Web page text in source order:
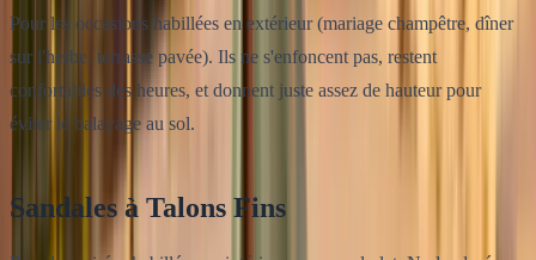
Pour les occasions habillées en extérieur (mariage champêtre, dîner
sur l'herbe, terrasse pavée). Ils ne s'enfoncent pas, restent
confortables des heures, et donnent juste assez de hauteur pour
éviter le balayage au sol.
Sandales à Talons Fins